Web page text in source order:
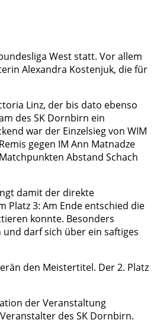
West statt. Vor allem
Alexandra Kostenjuk, die für
Linz, der bis dato ebenso
des SK Dornbirn ein
war der Einzelsieg von WIM
gegen IM Ann Matnadze
Abstand Schach
damit der direkte
Platz 3: Am Ende entschied die
konnte. Besonders
darf sich über ein saftiges
den Meistertitel. Der 2. Platz
der Veranstaltung
des SK Dornbirn.